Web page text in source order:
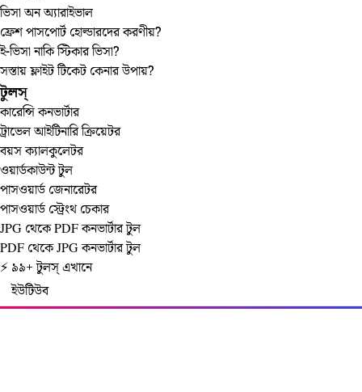
ভিসা অন অ্যারাইভাল
ফ্রেশ পাসপোর্ট হোল্ডারদের করণীয়?
ই-ভিসা নাকি স্টিকার ভিসা?
সস্তায় ফ্লাইট টিকেট কেনার উপায়?
টুলস্‌
কারেন্সি কনভার্টার
ট্রাভেল আইটিনারি ক্রিয়েটর
বয়স ক্যালকুলেটর
ওয়ার্ডকাউন্ট টুল
পাসওয়ার্ড জেনারেটর
পাসওয়ার্ড স্ট্রেংথ চেকার
JPG থেকে PDF কনভার্টার টুল
PDF থেকে JPG কনভার্টার টুল
⚡ ৯৯+ টুলস্‌ এখানে
ইউটিউব